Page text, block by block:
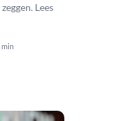
Lees
min